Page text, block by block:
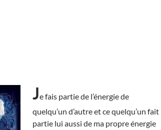
Je fais partie de l’énergie de
quelqu’un d’autre et ce quelqu’un fait
partie lui aussi de ma propre énergie